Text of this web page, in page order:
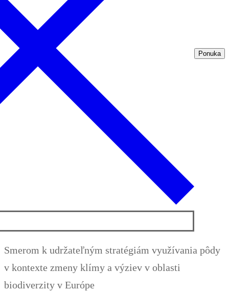
Ponuka
Smerom k udržateľným stratégiám využívania pôdy
v kontexte zmeny klímy a výziev v oblasti
biodiverzity v Európe